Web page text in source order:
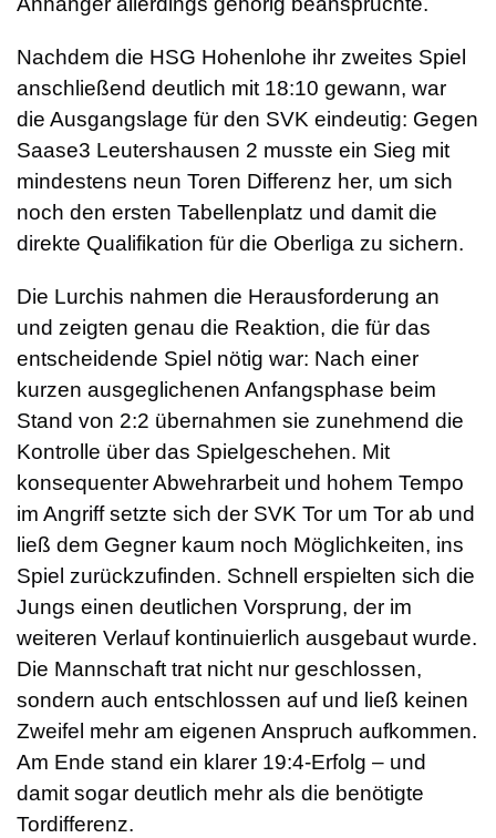
Nachdem die HSG Hohenlohe ihr zweites Spiel
anschließend deutlich mit 18:10 gewann, war
die Ausgangslage für den SVK eindeutig: Gegen
Saase3 Leutershausen 2 musste ein Sieg mit
mindestens neun Toren Differenz her, um sich
noch den ersten Tabellenplatz und damit die
direkte Qualifikation für die Oberliga zu sichern.
Die Lurchis nahmen die Herausforderung an
und zeigten genau die Reaktion, die für das
entscheidende Spiel nötig war: Nach einer
kurzen ausgeglichenen Anfangsphase beim
Stand von 2:2 übernahmen sie zunehmend die
Kontrolle über das Spielgeschehen. Mit
konsequenter Abwehrarbeit und hohem Tempo
im Angriff setzte sich der SVK Tor um Tor ab und
ließ dem Gegner kaum noch Möglichkeiten, ins
Spiel zurückzufinden. Schnell erspielten sich die
Jungs einen deutlichen Vorsprung, der im
weiteren Verlauf kontinuierlich ausgebaut wurde.
Die Mannschaft trat nicht nur geschlossen,
sondern auch entschlossen auf und ließ keinen
Zweifel mehr am eigenen Anspruch aufkommen.
Am Ende stand ein klarer 19:4-Erfolg – und
damit sogar deutlich mehr als die benötigte
Tordifferenz.